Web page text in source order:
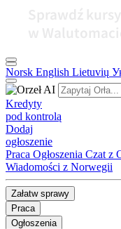
Norsk English Lietuvių
Kredyty
pod kontrolą
Dodaj
ogłoszenie
Praca Ogłoszenia Czat z
Wiadomości z Norwegii
Załatw sprawy
Praca
Ogłoszenia